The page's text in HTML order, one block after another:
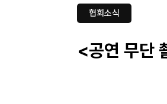
협회소식
<공연 무단